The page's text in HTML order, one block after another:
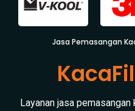
Jasa Pemasangan
Layanan jasa